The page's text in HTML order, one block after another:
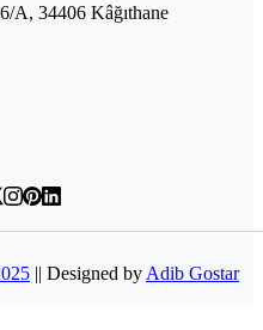
A, 34406 Kâğıthane
|| Designed by Adib Gostar